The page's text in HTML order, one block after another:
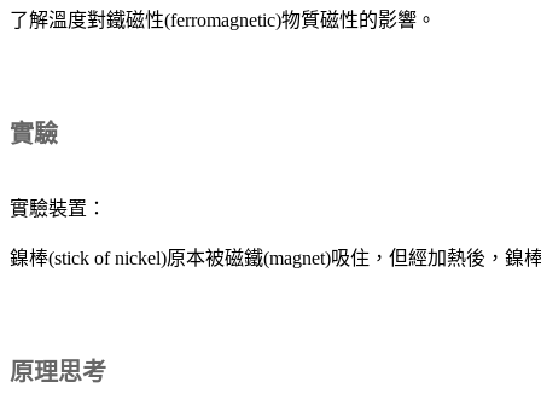
了解溫度對鐵磁性(ferromagnetic)物質磁性的影響。
實驗
實驗裝置：
鎳棒(stick of nickel)原本被磁鐵(magnet)吸住，但經加熱後，鎳
原理思考